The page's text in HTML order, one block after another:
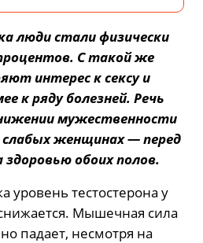
люди стали физически
С такой же
интерес к сексу и
к ряду болезней. Речь
мужественности
слабых женщинах — перед
здоровью обоих полов.
уровень тестостерона у
Мышечная сила
падает, несмотря на